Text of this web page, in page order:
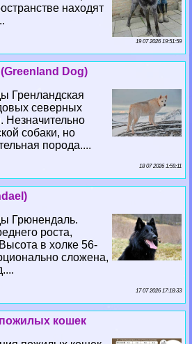
находят
19 07 2026 19:51:59
Dog)
Гренландская
северных
Незначительно
собаки, но
порода....
18 07 2026 1:59:11
Грюнендаль.
роста,
в холке 56-
сложена,
17 07 2026 17:18:33
кошек